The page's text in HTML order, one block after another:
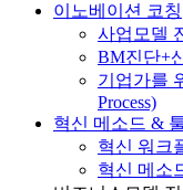
이노베이션 코칭
사업모델
BM진단+
기업가를
Process)
혁신 메소드 &
혁신 워크
혁신 메소